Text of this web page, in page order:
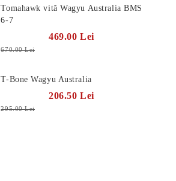
Tomahawk vită Wagyu Australia BMS
6-7
469.00 Lei
670.00 Lei
T-Bone Wagyu Australia
206.50 Lei
295.00 Lei